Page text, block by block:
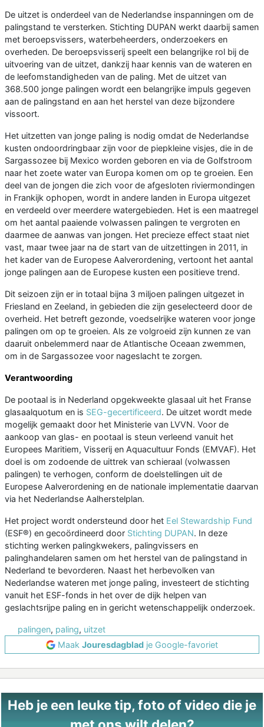
De uitzet is onderdeel van de Nederlandse inspanningen om de
palingstand te versterken. Stichting DUPAN werkt daarbij samen
met beroepsvissers, waterbeheerders, onderzoekers en
overheden. De beroepsvisserij speelt een belangrijke rol bij de
uitvoering van de uitzet, dankzij haar kennis van de wateren en
de leefomstandigheden van de paling. Met de uitzet van
368.500 jonge palingen wordt een belangrijke impuls gegeven
aan de palingstand en aan het herstel van deze bijzondere
vissoort.
Het uitzetten van jonge paling is nodig omdat de Nederlandse
kusten ondoordringbaar zijn voor de piepkleine visjes, die in de
Sargassozee bij Mexico worden geboren en via de Golfstroom
naar het zoete water van Europa komen om op te groeien. Een
deel van de jongen die zich voor de afgesloten riviermondingen
in Frankijk ophopen, wordt in andere landen in Europa uitgezet
en verdeeld over meerdere watergebieden. Het is een maatregel
om het aantal paaiende volwassen palingen te vergroten en
daarmee de aanwas van jongen. Het precieze effect staat niet
vast, maar twee jaar na de start van de uitzettingen in 2011, in
het kader van de Europese Aalverordening, vertoont het aantal
jonge palingen aan de Europese kusten een positieve trend.
Dit seizoen zijn er in totaal bijna 3 miljoen palingen uitgezet in
Friesland en Zeeland, in gebieden die zijn geselecteerd door de
overheid. Het betreft gezonde, voedselrijke wateren voor jonge
palingen om op te groeien. Als ze volgroeid zijn kunnen ze van
daaruit onbelemmerd naar de Atlantische Oceaan zwemmen,
om in de Sargassozee voor nageslacht te zorgen.
Verantwoording
De pootaal is in Nederland opgekweekte glasaal uit het Franse
glasaalquotum en is SEG-gecertificeerd. De uitzet wordt mede
mogelijk gemaakt door het Ministerie van LVVN. Voor de
aankoop van glas- en pootaal is steun verleend vanuit het
Europees Maritiem, Visserij en Aquacultuur Fonds (EMVAF). Het
doel is om zodoende de uittrek van schieraal (volwassen
palingen) te verhogen, conform de doelstellingen uit de
Europese Aalverordening en de nationale implementatie daarvan
via het Nederlandse Aalherstelplan.
Het project wordt ondersteund door het Eel Stewardship Fund
(ESF®) en gecoördineerd door Stichting DUPAN. In deze
stichting werken palingkwekers, palingvissers en
palinghandelaren samen om het herstel van de palingstand in
Nederland te bevorderen. Naast het herbevolken van
Nederlandse wateren met jonge paling, investeert de stichting
vanuit het ESF-fonds in het over de dijk helpen van
geslachtsrijpe paling en in gericht wetenschappelijk onderzoek.
palingen, paling, uitzet
Maak Jouresdagblad je Google-favoriet
Heb je een leuke tip, foto of video die je